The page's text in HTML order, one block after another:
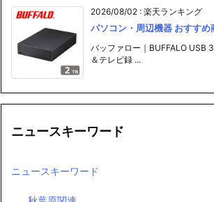
2026/08/02 楽天ランキング
パソコン・周辺機器 おすすめ
バッファロー｜BUFFALO USB
＆テレビ録 ...
ニュースキーワード
ニュースキーワード
秋葉原関連